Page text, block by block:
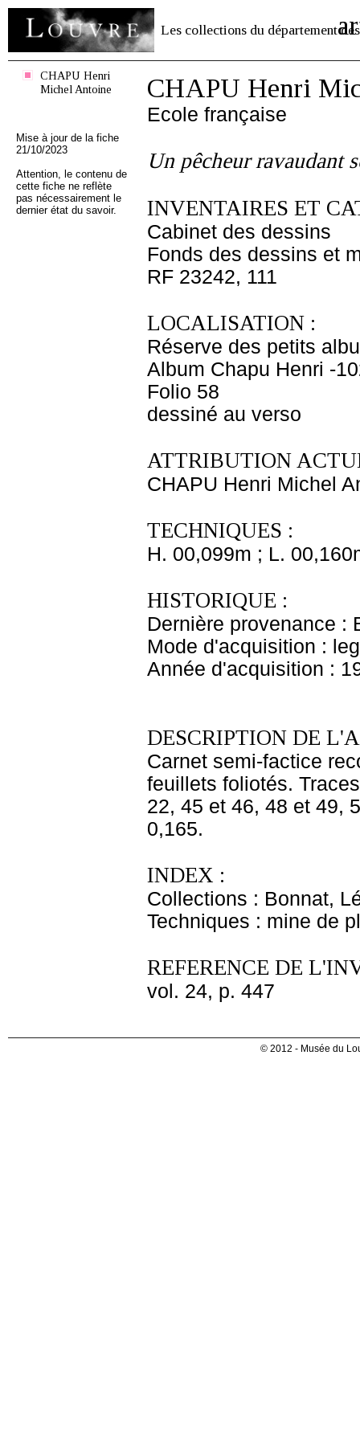
Les collections du département des
CHAPU Henri
Michel Antoine
Mise à jour de la fiche
21/10/2023
Attention, le contenu de
cette fiche ne reflète
pas nécessairement le
dernier état du savoir.
CHAPU Henri
Ecole française
Un pêcheur ravaudant
INVENTAIRES ET
Cabinet des dessins
Fonds des dessins et
RF 23242, 111
LOCALISATION :
Réserve des petits
Album Chapu Henri -
Folio 58
dessiné au verso
ATTRIBUTION
CHAPU Henri Michel
TECHNIQUES :
H. 00,099m ; L.
HISTORIQUE :
Dernière provenance :
Mode d'acquisition :
Année d'acquisition :
DESCRIPTION DE
Carnet semi-factice
feuillets foliotés.
22, 45 et 46, 48 et 49,
0,165.
INDEX :
Collections : Bonnat,
Techniques : mine de
REFERENCE DE
vol. 24, p. 447
© 2012 - Musée du